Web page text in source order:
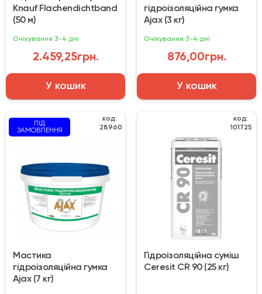
Knauf Flachendichtband
(50 м)
Очікування 3-4 дні
2.459,25грн.
У кошик
гідроізоляційна гумка
Ajax (3 кг)
Очікування 3-4 дні
876,00грн.
У кошик
ПІД
ЗАМОВЛЕННЯ
код:
28960
Мастика
гідроізоляційна гумка
Ajax (7 кг)
код:
101725
Гідроізоляційна суміш
Сeresit CR 90 (25 кг)